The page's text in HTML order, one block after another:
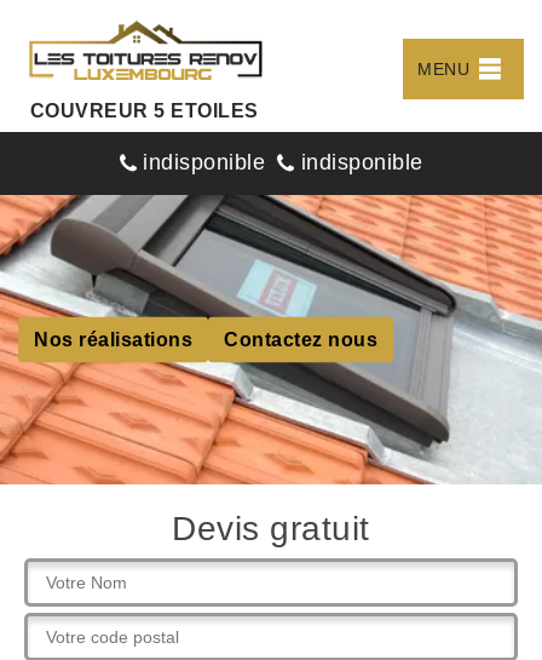
COUVREUR 5 ETOILES
MENU
indisponible indisponible
Nos réalisations Contactez nous
Devis gratuit